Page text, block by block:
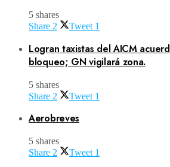
5 shares
Share 2 Tweet 1
Logran taxistas del AICM
bloqueo; GN vigilará zona.
5 shares
Share 2 Tweet 1
Aerobreves
5 shares
Share 2 Tweet 1